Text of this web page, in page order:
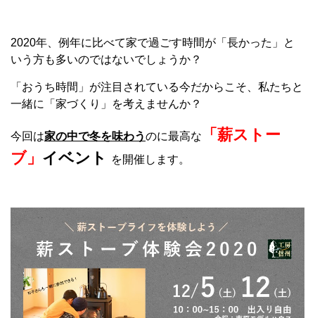
2020年、例年に比べて家で過ごす時間が「長かった」と
いう方も多いのではないでしょうか？
「おうち時間」が注目されている今だからこそ、私たちと
一緒に「家づくり」を考えませんか？
今回は家の中で冬を味わうのに最高な
「薪ストー
ブ」 イベント を開催します。